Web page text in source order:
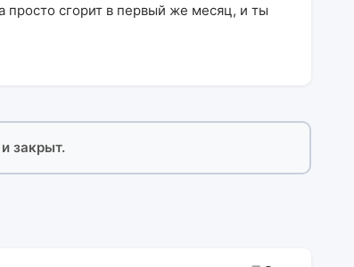
просто сгорит в первый же месяц, и ты
закрыт.